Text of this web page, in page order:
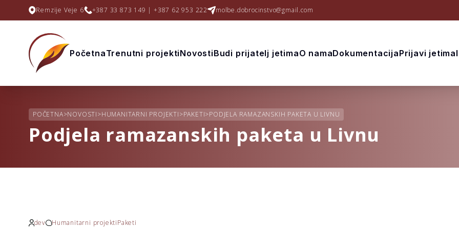
Remzije Veje 6 +387 33 873 149 | +387 62 953 222 molbe.dobrocinstvo@gmail.com
PočetnaTrenutni projektiNovostiBudi prijatelj jetimaO namaDokumentacijaPrijavi jetima
POČETNA>NOVOSTI>HUMANITARNI PROJEKTI>PAKETI>PODJELA RAMAZANSKIH PAKETA U LIVNU
Podjela ramazanskih paketa u Livnu
dev Humanitarni projektiPaketi